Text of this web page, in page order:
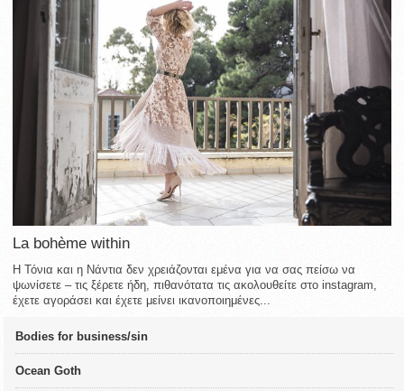
La bohème within
Η Τόνια και η Νάντια δεν χρειάζονται εμένα για να σας πείσω να
ψωνίσετε – τις ξέρετε ήδη, πιθανότατα τις ακολουθείτε στο instagram,
έχετε αγοράσει και έχετε μείνει ικανοποιημένες...
Bodies for business/sin
Ocean Goth